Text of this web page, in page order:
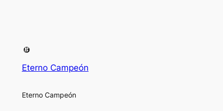
Eterno Campeón
Eterno Campeón